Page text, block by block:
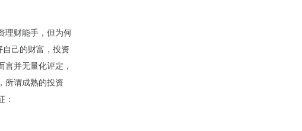
理财能手，但为何
自己的财富，投资
并无量化评定，
所谓成熟的投资
：